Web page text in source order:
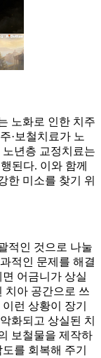
노화로 인한 치주
·보철치료가 노
년층 교정치료는
된다. 이와 함께
한 미소를 찾기 위
적인 것으로 나눌
적인 문제를 해결
어금니가 상실
치아 공간으로 쓰
런 상황이 장기
화되고 상실된 치
보철물을 제작하
를 회복해 주기